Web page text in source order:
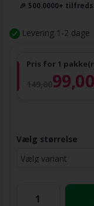
🎉 500.0000+
Levering 1-2 dage
Pris for 1
99,00
Vælg størrelse